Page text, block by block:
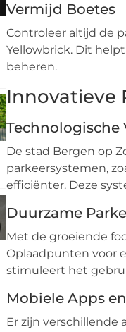
Vermijd Boetes
Controleer altijd de
Yellowbrick. Dit
beheren.
Innovatieve
Technologische
De stad Bergen op
parkeersystemen,
efficiënter. Deze
Duurzame
Met de groeiende
Oplaadpunten voor
stimuleert het
Mobiele Apps
Er zijn verschillende